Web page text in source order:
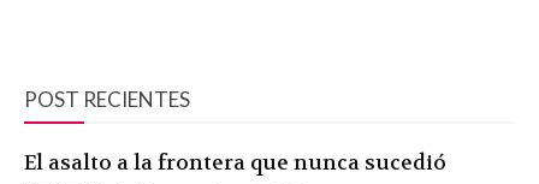
POST RECIENTES
El asalto a la frontera que nunca sucedió